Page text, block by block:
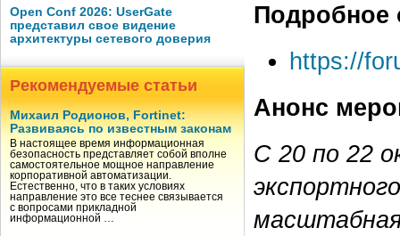
Open Conf 2026: UserGate
представил свое видение
архитектуры сетевого доверия
Рекомендуемые статьи
Михаил Родионов, Fortinet:
Развиваясь по известным законам
В настоящее время информационная
безопасность представляет собой вполне
самостоятельное мощное направление
корпоративной автоматизации.
Естественно, что в таких условиях
направление это все теснее связывается
с вопросами прикладной
информационной …
Подробное
https://
Анонс
С 20 по 22